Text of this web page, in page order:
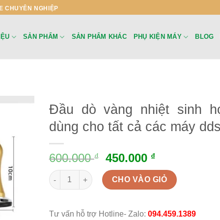
CHUYÊN NGHIỆP
SẢN PHẨM SẢN PHẨM KHÁC PHỤ KIỆN MÁY BLOG
Đầu dò vàng nhiệt sinh
dùng cho tất cả các máy dds
600.000₫ 450.000 ₫
Đầu dò vàng nhiệt sinh học dùng cho tất cả các
CHO VÀO GIỎ
Tư vấn hỗ trợ Hotline- Zalo: 094.459.1389